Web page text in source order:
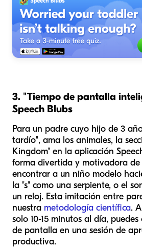
3. "Tiempo de pantalla
Speech Blubs
Para un padre cuyo hijo de 3
tardío", ama los animales, la
Kingdom" en la aplicación
forma divertida y motivadora de
encontrar a un niño modelo
la "s" como una serpiente, o el
un reloj. Esta imitación entre
nuestra metodología científica.
solo 10-15 minutos al día,
de pantalla en una sesión de
productiva.